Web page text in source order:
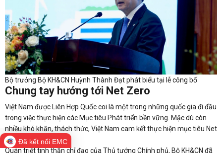
Bộ trưởng Bộ KH&CN Huỳnh Thành Đạt phát biểu tại lễ công bố
Chung tay hướng tới Net Zero
Việt Nam được Liên Hợp Quốc coi là một trong những quốc gia đi đầu
trong việc thực hiện các Mục tiêu Phát triển bền vững. Mặc dù còn
nhiều khó khăn, thách thức, Việt Nam cam kết thực hiện mục tiêu Net
Zero vào năm 2050”.
Quán triệt tinh thần chỉ đạo của Thủ tướng Chính phủ, Bộ KH&CN đã
Đã kết nối EMC